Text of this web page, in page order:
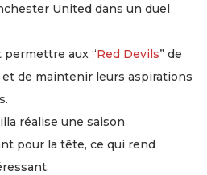
United dans un duel
aux “Red Devils” de
et de maintenir leurs aspirations
réalise une saison
pour la tête, ce qui rend